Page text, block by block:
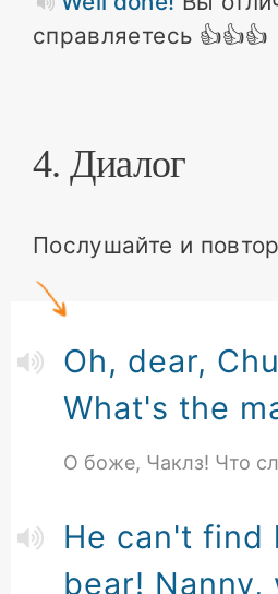
справляетесь 👍👍👍
4. Диалог
Послушайте и
Oh, dear,
What's the
О боже, Чаклз! Что
He can't find
bear! Nanny,